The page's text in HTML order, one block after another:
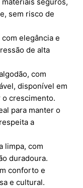
sem risco de
elegância e
de alta
com
disponível em
o crescimento.
para manter o
a
limpa, com
duradoura.
conforto e
e cultural.